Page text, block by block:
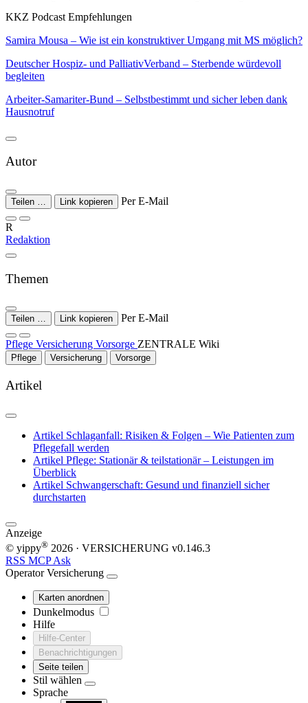
KKZ Podcast Empfehlungen
Samira Mousa – Wie ist ein konstruktiver Umgang mit MS möglich?
Deutscher Hospiz- und PalliativVerband – Sterbende würdevoll
begleiten
Arbeiter-Samariter-Bund – Selbstbestimmt und sicher leben dank
Hausnotruf
Autor
Teilen … Link kopieren Per E-Mail
R
Redaktion
Themen
Teilen … Link kopieren Per E-Mail
Pflege Versicherung Vorsorge ZENTRALE Wiki
Pflege Versicherung Vorsorge
Artikel
Artikel Schlaganfall: Risiken & Folgen – Wie Patienten zum
Pflegefall werden
Artikel Pflege: Stationär & teilstationär – Leistungen im
Überblick
Artikel Schwangerschaft: Gesund und finanziell sicher
durchstarten
Anzeige
© yippy® 2026 · VERSICHERUNG v0.146.3
RSS MCPAsk
Operator Versicherung
Karten anordnen
Dunkelmodus
Hilfe
Hilfe-Center
Benachrichtigungen
Seite teilen
Stil wählen
Sprache